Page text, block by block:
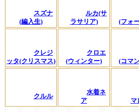
スズナ
(編入生)
ルカ(サ
ラサリア)
(フォ
クレジ
ッタ(クリスマス)
クロエ
(ウィンター)
(コマ
クルル
水着ネ
ア
マ